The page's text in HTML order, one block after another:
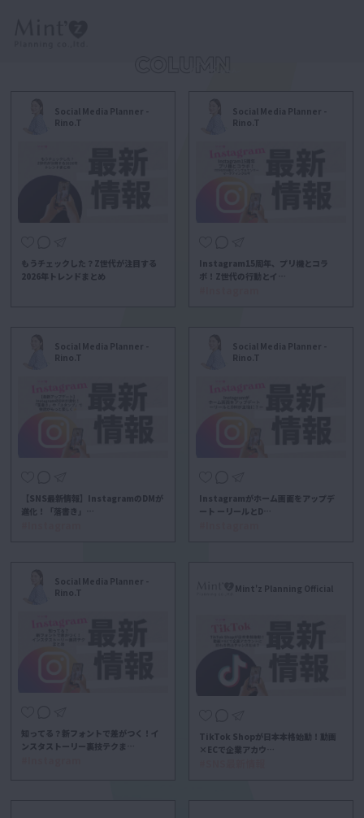
Social Media Planner -
Rino.T
もうチェックした？Z世代が注目する
2026年トレンドまとめ
Social Media Planner -
Rino.T
Instagram15周年、プリ機とコラ
ボ！Z世代の行動とイ…
Social Media Planner -
Rino.T
【SNS最新情報】InstagramのDMが
進化！「落書き」…
Social Media Planner -
Rino.T
Instagramがホーム画面をアップデ
ート ーリールとD…
Social Media Planner -
Rino.T
知ってる？新フォントで差がつく！イ
ンスタストーリー裏技テクま…
Mint'z Planning Official
TikTok Shopが日本本格始動！動画
×ECで企業アカウ…